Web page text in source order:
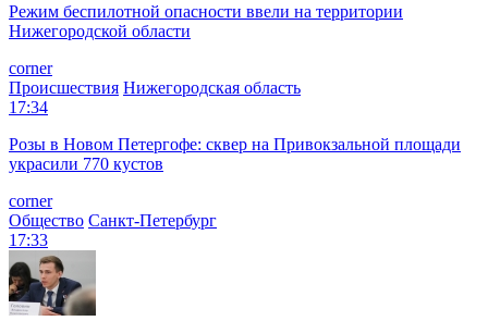
Режим беспилотной опасности ввели на территории
Нижегородской области
corner
Происшествия Нижегородская область
17:34
Розы в Новом Петергофе: сквер на Привокзальной площади
украсили 770 кустов
corner
Общество Санкт-Петербург
17:33